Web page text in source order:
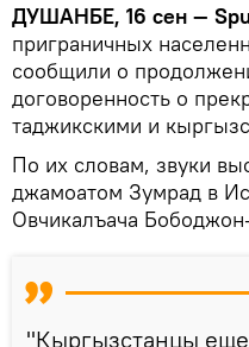
ДУШАНБЕ, 16 сен —
приграничных
сообщили о
договоренность о
таджикскими и
По их словам, звуки
джамоатом Зумрад в
Овчикалъача
"Кыргызстанцы еще